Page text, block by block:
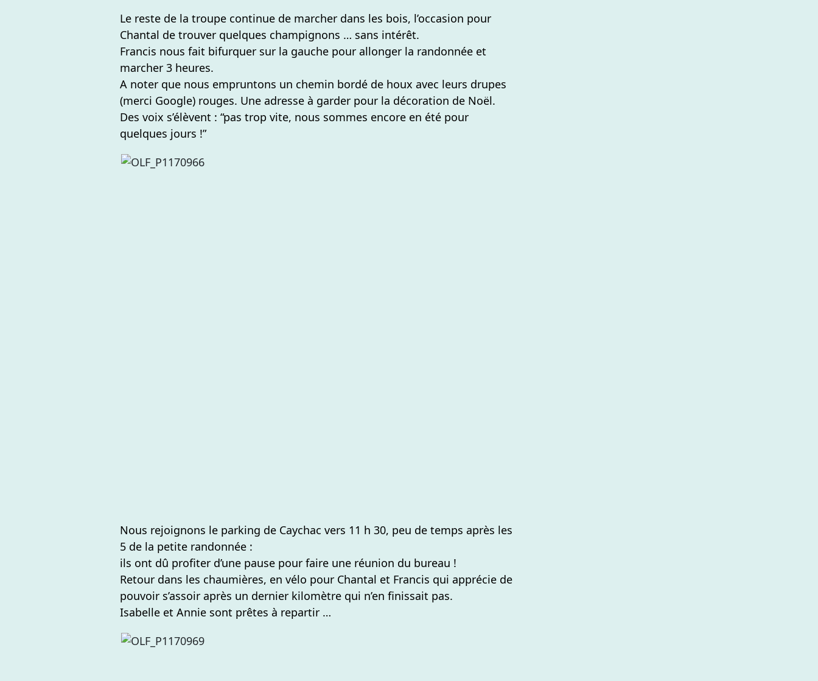
Le reste de la troupe continue de marcher dans les bois, l’occasion pour
Chantal de trouver quelques champignons … sans intérêt.
Francis nous fait bifurquer sur la gauche pour allonger la randonnée et
marcher 3 heures.
A noter que nous empruntons un chemin bordé de houx avec leurs drupes
(merci Google) rouges. Une adresse à garder pour la décoration de Noël.
Des voix s’élèvent : “pas trop vite, nous sommes encore en été pour
quelques jours !”
Nous rejoignons le parking de Caychac vers 11 h 30, peu de temps après les
5 de la petite randonnée :
ils ont dû profiter d’une pause pour faire une réunion du bureau !
Retour dans les chaumières, en vélo pour Chantal et Francis qui apprécie de
pouvoir s’assoir après un dernier kilomètre qui n’en finissait pas.
Isabelle et Annie sont prêtes à repartir …